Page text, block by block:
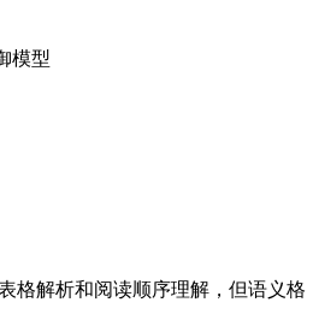
模型
格解析和阅读顺序理解，但语义格